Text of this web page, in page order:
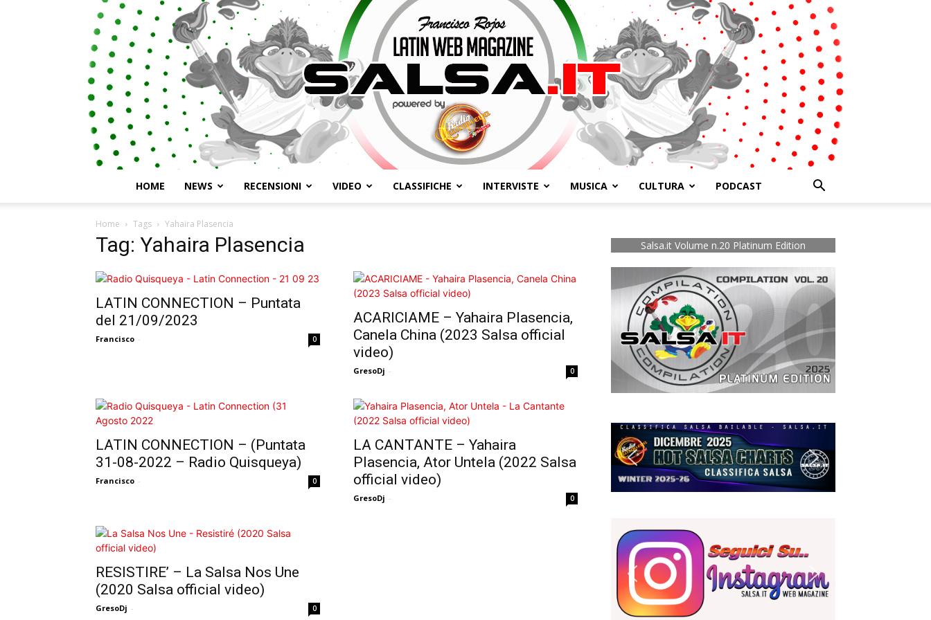
HOME NEWS RECENSIONI VIDEO CLASSIFICHE INTERVISTE MUSICA CULTURA PODCAST
Home Tags Yahaira Plasencia
Tag: Yahaira Plasencia
LATIN CONNECTION – Puntata
del 21/09/2023
Francisco - 0
ACARICIAME – Yahaira Plasencia,
Canela China (2023 Salsa official
video)
GresoDj - 0
LATIN CONNECTION – (Puntata
31-08-2022 – Radio Quisqueya)
Francisco - 0
LA CANTANTE – Yahaira
Plasencia, Ator Untela (2022 Salsa
official video)
GresoDj - 0
RESISTIRE’ – La Salsa Nos Une
(2020 Salsa official video)
GresoDj - 0
Salsa.it Volume n.20 Platinum Edition